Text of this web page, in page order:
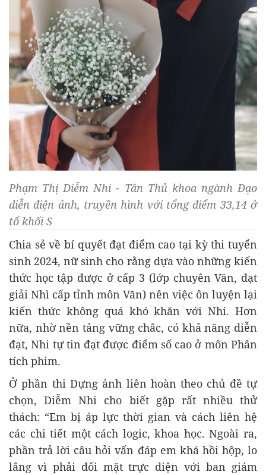
Phạm Thị Diễm Nhi - Tân Thủ khoa ngành Đạo
diễn điện ảnh, truyền hình với tổng điểm 33,14 ở
tổ khối S
Chia sẻ về bí quyết đạt điểm cao tại kỳ thi tuyển
sinh 2024, nữ sinh cho rằng dựa vào những kiến
thức học tập được ở cấp 3 (lớp chuyên Văn, đạt
giải Nhì cấp tỉnh môn Văn) nên việc ôn luyện lại
kiến thức không quá khó khăn với Nhi. Hơn
nữa, nhờ nền tảng vững chắc, có khả năng diễn
đạt, Nhi tự tin đạt được điểm số cao ở môn Phân
tích phim.
Ở phần thi Dựng ảnh liên hoàn theo chủ đề tự
chọn, Diễm Nhi cho biết gặp rất nhiều thử
thách: “Em bị áp lực thời gian và cách liên hệ
các chi tiết một cách logic, khoa học. Ngoài ra,
phần trả lời câu hỏi vấn đáp em khá hồi hộp, lo
lắng vì phải đối mặt trực diện với ban giám